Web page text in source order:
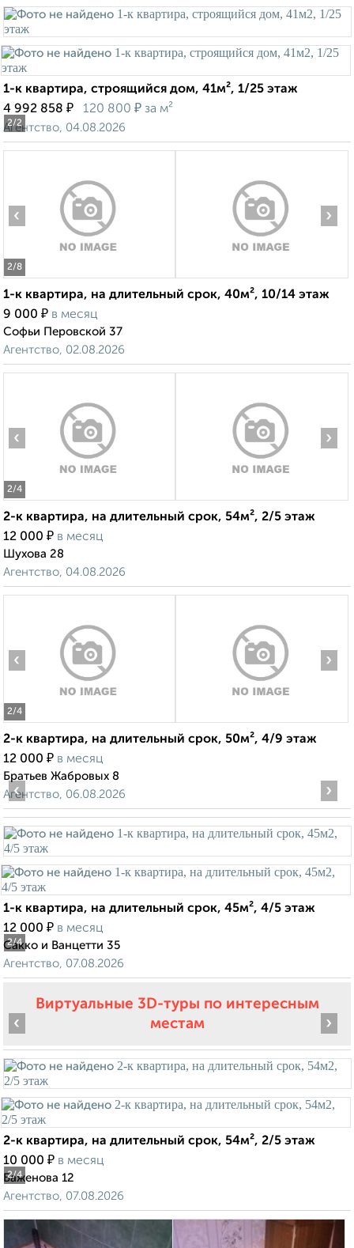
2/2
1-к квартира, строящийся дом, 41м², 1/25 этаж
4 992 858 ₽ 120 800 ₽ за м²
Агентство, 04.08.2026
2/8
‹ ›
1-к квартира, на длительный срок, 40м², 10/14 этаж
9 000 ₽ в месяц
Софьи Перовской 37
Агентство, 02.08.2026
2/4
‹ ›
2-к квартира, на длительный срок, 54м², 2/5 этаж
12 000 ₽ в месяц
Шухова 28
Агентство, 04.08.2026
2/4
‹ ›
2-к квартира, на длительный срок, 50м², 4/9 этаж
12 000 ₽ в месяц
Братьев Жабровых 8
Агентство, 06.08.2026
2/4
‹ ›
1-к квартира, на длительный срок, 45м², 4/5 этаж
12 000 ₽ в месяц
Сакко и Ванцетти 35
Агентство, 07.08.2026
Виртуальные 3D-туры по интересным
местам
2/4
‹ ›
2-к квартира, на длительный срок, 54м², 2/5 этаж
10 000 ₽ в месяц
Баженова 12
Агентство, 07.08.2026